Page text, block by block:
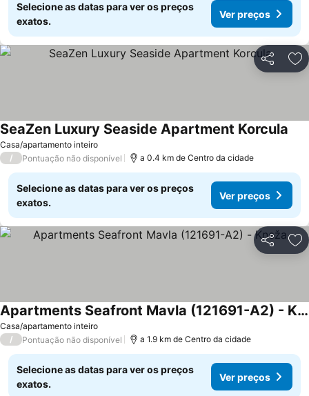
Selecione as datas para ver os preços
exatos.
Ver preços
Partilhar
Casa/apartamento inteiro
SeaZen Luxury Seaside Apartment Korcula
/ Pontuação não disponível a 0.4 km de Centro da cidade
Selecione as datas para ver os preços
exatos.
Ver preços
Partilhar
Casa/apartamento inteiro
Apartments Seafront Mavla (121691-A2) - Kneža
/ Pontuação não disponível a 1.9 km de Centro da cidade
Selecione as datas para ver os preços
exatos.
Ver preços